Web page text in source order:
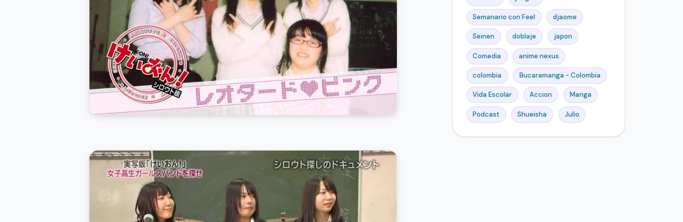
Semanario con Feel djaome
Seinen doblaje japon
Comedia anime nexus
colombia Bucaramanga - Colombia
Vida Escolar Accion Manga
Podcast Shueisha Julio